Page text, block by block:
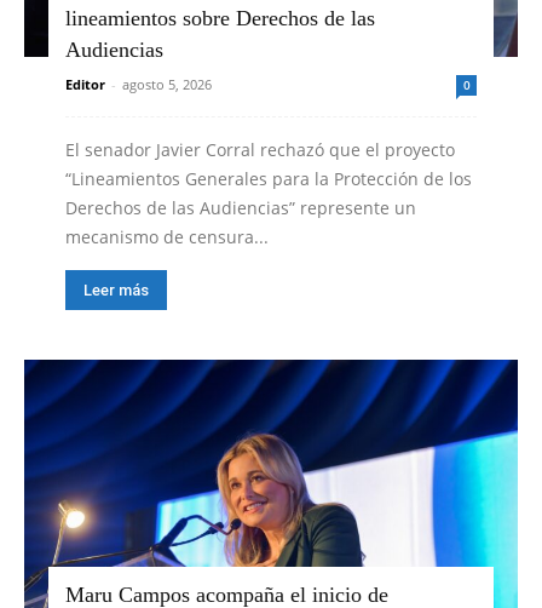
lineamientos sobre Derechos de las
Audiencias
Editor - agosto 5, 2026 0
El senador Javier Corral rechazó que el proyecto
“Lineamientos Generales para la Protección de los
Derechos de las Audiencias” represente un
mecanismo de censura...
Leer más
Maru Campos acompaña el inicio de